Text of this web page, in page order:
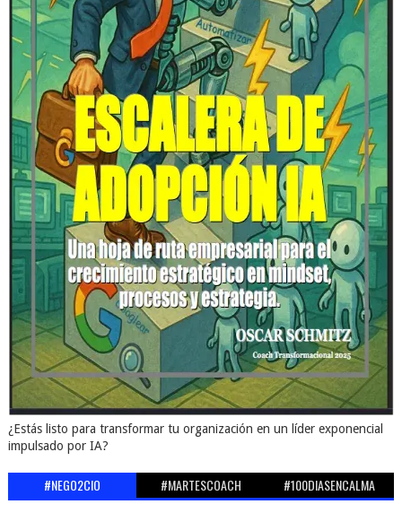
¿Estás listo para transformar tu organización en un líder exponencial
impulsado por IA?
#NEGO2CIO #MARTESCOACH #100DIASENCALMA